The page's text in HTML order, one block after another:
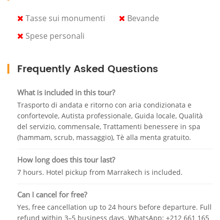
della nostra guida, ti mostreremo ottimi posti per le
fotografie e ti divertirai con noi.
turistica in Marocco, dove si trovano i massaggi della spa, e
completamente libero di scegliere i pacchetti.
Dopo il massaggio e rilassare le ossa e la mente, rimane
solo il bisogno che non ti farà pensare dove, poiché questo
programma che abbiamo preparato per te, ti
delle macchine che saranno sotto il tuo servizio durante il
giorno , e ti faremo mangiare nei posti migliori e sarai una
comfort, atmosfera, amore, musica e secondo il tuo
desiderio. ti forniremo i migliori piatti di Marrakech, da
Tasse sui monumenti
Spese personali
Bevande
Frequently Asked Questions
What is included in this tour?
Trasporto di andata e ritorno con aria condizionata e
confortevole, Autista professionale, Guida locale, Qualità
del servizio, commensale, Trattamenti benessere in spa
(hammam, scrub, massaggio), Tè alla menta gratuito.
How long does this tour last?
7 hours. Hotel pickup from Marrakech is included.
Can I cancel for free?
Yes, free cancellation up to 24 hours before departure. Full
refund within 3–5 business days. WhatsApp: +212 661 165